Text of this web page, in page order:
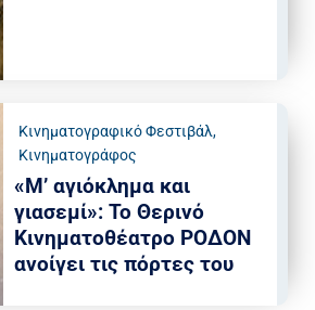
Κινηματογραφικό Φεστιβάλ,
Κινηματογράφος
«Μ’ αγιόκλημα και
γιασεμί»: Το Θερινό
Κινηματοθέατρο ΡΟΔΟΝ
ανοίγει τις πόρτες του